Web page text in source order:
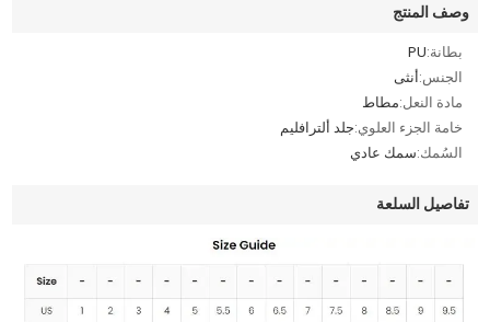
وصف المنتج
بطانة:PU
الجنس:أنثى
مادة النعل:مطاط
خامة الجزء العلوي:جلد ألترافليم
السُمك:سمك عادي
تفاصيل السلعة